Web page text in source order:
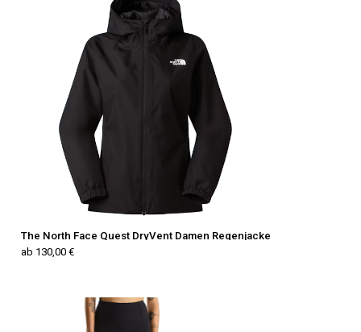
The North Face Quest DryVent Damen Regenjacke
ab 130,00 €